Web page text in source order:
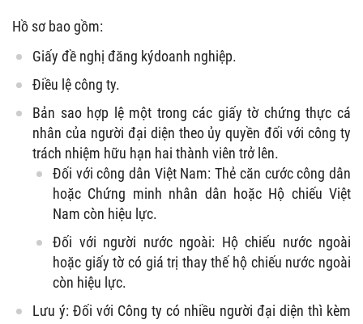
Hồ sơ bao gồm:
Giấy đề nghị đăng kýdoanh nghiệp.
Điều lệ công ty.
Bản sao hợp lệ một trong các giấy tờ chứng thực cá
nhân của người đại diện theo ủy quyền đối với công ty
trách nhiệm hữu hạn hai thành viên trở lên.
Đối với công dân Việt Nam: Thẻ căn cước công dân
hoặc Chứng minh nhân dân hoặc Hộ chiếu Việt
Nam còn hiệu lực.
Đối với người nước ngoài: Hộ chiếu nước ngoài
hoặc giấy tờ có giá trị thay thế hộ chiếu nước ngoài
còn hiệu lực.
Lưu ý: Đối với Công ty có nhiều người đại diện thì kèm